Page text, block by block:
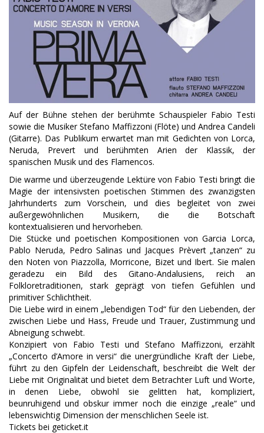
Auf der Bühne stehen der berühmte Schauspieler Fabio Testi
sowie die Musiker Stefano Maffizzoni (Flöte) und Andrea Candeli
(Gitarre). Das Publikum erwartet man mit Gedichten von Lorca,
Neruda, Prevert und berühmten Arien der Klassik, der
spanischen Musik und des Flamencos.
Die warme und überzeugende Lektüre von Fabio Testi bringt die
Magie der intensivsten poetischen Stimmen des zwanzigsten
Jahrhunderts zum Vorschein, und dies begleitet von zwei
außergewöhnlichen Musikern, die die Botschaft
kontextualisieren und hervorheben.
Die Stücke und poetischen Kompositionen von Garcia Lorca,
Pablo Neruda, Pedro Salinas und Jacques Prèvert „tanzen“ zu
den Noten von Piazzolla, Morricone, Bizet und Ibert. Sie malen
geradezu ein Bild des Gitano-Andalusiens, reich an
Folkloretraditionen, stark geprägt von tiefen Gefühlen und
primitiver Schlichtheit.
Die Liebe wird in einem „lebendigen Tod“ für den Liebenden, der
zwischen Liebe und Hass, Freude und Trauer, Zustimmung und
Abneigung schwebt.
Konzipiert von Fabio Testi und Stefano Maffizzoni, erzählt
„Concerto d’Amore in versi“ die unergründliche Kraft der Liebe,
führt zu den Gipfeln der Leidenschaft, beschreibt die Welt der
Liebe mit Originalität und bietet dem Betrachter Luft und Worte,
in denen Liebe, obwohl sie gelitten hat, kompliziert,
beunruhigend und obskur immer noch die einzige „reale“ und
lebenswichtig Dimension der menschlichen Seele ist.
Tickets bei geticket.it